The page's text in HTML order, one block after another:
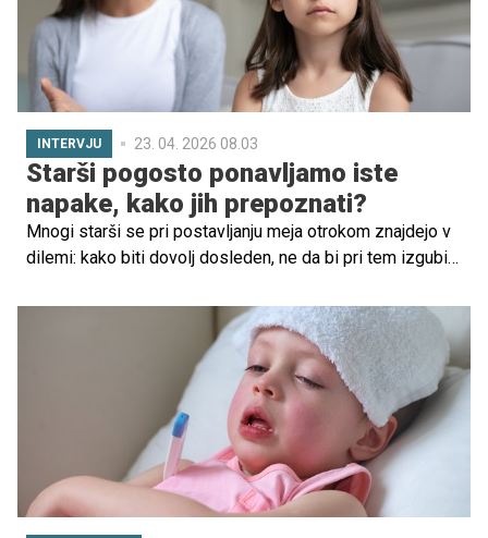
INTERVJU 23. 04. 2026 08.03
Starši pogosto ponavljamo iste
napake, kako jih prepoznati?
Mnogi starši se pri postavljanju meja otrokom znajdejo v
dilemi: kako biti dovolj dosleden, ne da bi pri tem izgubili
meja pogosto spremlja slaba vest in občutek, da morda
delamo nekaj narobe? In predvsem, kakšne posledice
ima (ne)postavljanje meja za otrokovo samozavest,
odnose in delovanje v odraslosti? O teh vprašanjih smo
se pogovarjali z dr. med. Tino Gašperin, coachinjo
zavestnega starševstva, ki skozi svoje delo staršem
pomaga razumeti globlji pomen meja ter jih opolnomočiti
za bolj mirno, jasno in povezano vzgojo.